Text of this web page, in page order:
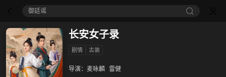
御廷谣‎
长安女子录
剧情 古装
导演： 麦咏麟
雷健